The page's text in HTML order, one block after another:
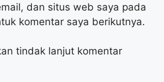
dan situs web saya pada
komentar saya berikutnya.
tindak lanjut komentar